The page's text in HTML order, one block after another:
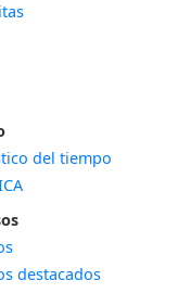
del tiempo
destacados